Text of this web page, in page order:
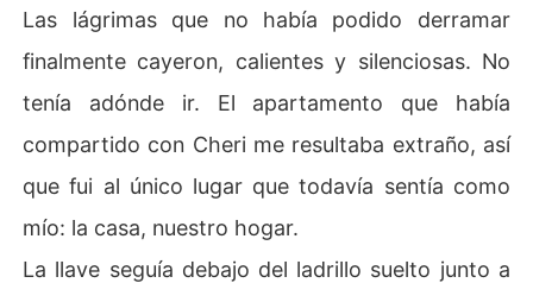
Las lágrimas que no había podido derramar
finalmente cayeron, calientes y silenciosas. No
tenía adónde ir. El apartamento que había
compartido con Cheri me resultaba extraño, así
que fui al único lugar que todavía sentía como
mío: la casa, nuestro hogar.
La llave seguía debajo del ladrillo suelto junto a